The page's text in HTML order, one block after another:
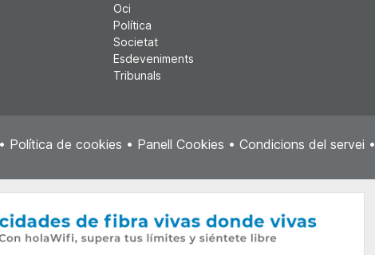
Oci
Política
Societat
Esdeveniments
Tribunals
• Política de cookies • Panell Cookies • Condicions del servei •